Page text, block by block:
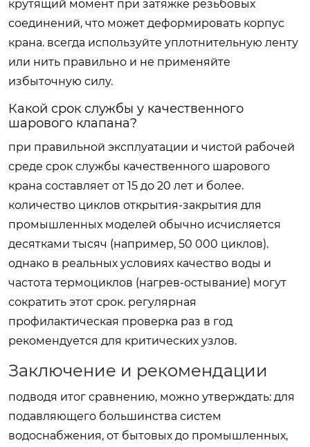
крутящий момент при затяжке резьбовых
соединений, что может деформировать корпус
крана. всегда используйте уплотнительную ленту
или нить правильно и не применяйте
избыточную силу.
Какой срок службы у качественного
шарового клапана?
при правильной эксплуатации и чистой рабочей
среде срок службы качественного шарового
крана составляет от 15 до 20 лет и более.
количество циклов открытия-закрытия для
промышленных моделей обычно исчисляется
десятками тысяч (например, 50 000 циклов).
однако в реальных условиях качество воды и
частота термоциклов (нагрев-остывание) могут
сократить этот срок. регулярная
профилактическая проверка раз в год
рекомендуется для критических узлов.
Заключение и рекомендации
подводя итог сравнению, можно утверждать: для
подавляющего большинства систем
водоснабжения, от бытовых до промышленных,